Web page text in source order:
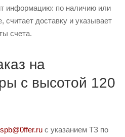
информацию: по наличию или
считает доставку и указывает
счета.
на
с высотой 120
spb@0ffer.ru с указанием ТЗ по